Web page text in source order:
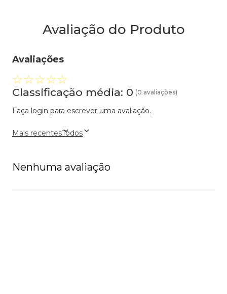
Avaliação do Produto
Avaliações
☆☆☆☆☆
Classificação média: 0 (0 avaliações)
Faça login para escrever uma avaliação.
Mais recentesTodos
Nenhuma avaliação